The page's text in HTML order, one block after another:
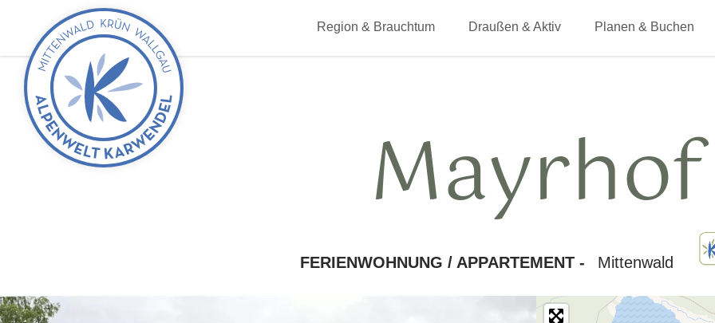
Region & Brauchtum Draußen & Aktiv Planen & Buchen
zurück
zur
Startseite
Mayrhof
FERIENWOHNUNG / APPARTEMENT - Mittenwald